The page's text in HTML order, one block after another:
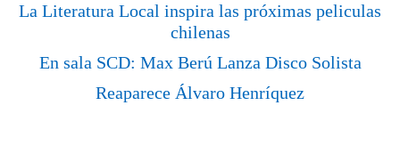
La Literatura Local inspira las próximas peliculas
chilenas
En sala SCD: Max Berú Lanza Disco Solista
Reaparece Álvaro Henríquez